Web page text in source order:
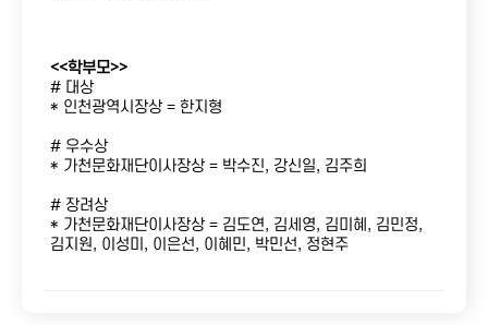
<<학부모>>
# 대상
* 인천광역시장상 = 한지형
# 우수상
* 가천문화재단이사장상 = 박수진, 강신일, 김주희
# 장려상
* 가천문화재단이사장상 = 김도연, 김세영, 김미혜, 김민정,
김지원, 이성미, 이은선, 이혜민, 박민선, 정현주